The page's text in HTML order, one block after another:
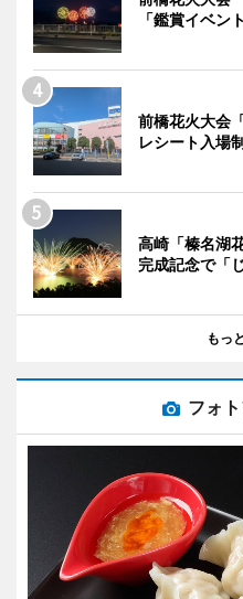
「鑑賞イベン
前橋花火大会
レシート入場
高崎「榛名湖
完成記念で「
もっ
フォ